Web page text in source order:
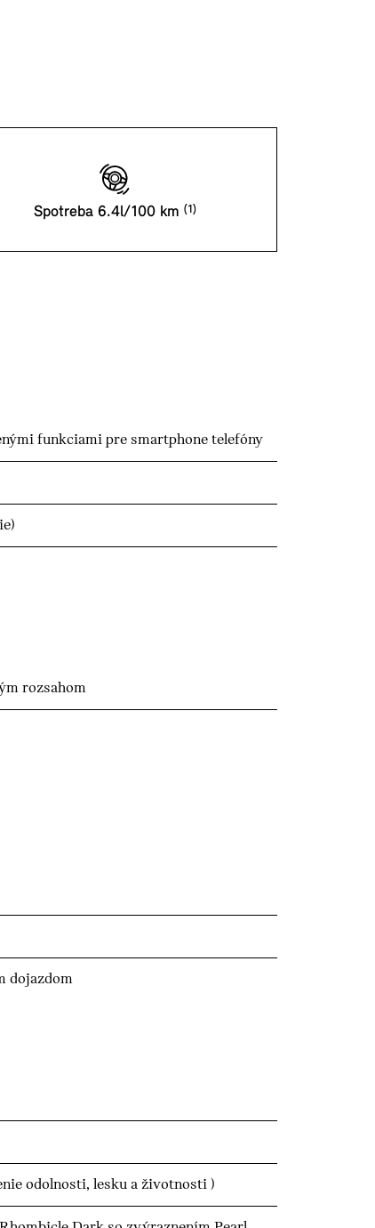
Spotreba 6.4l/100 km
funkciami pre smartphone telefóny
rozsahom
dojazdom
odolnosti, lesku a životnosti )